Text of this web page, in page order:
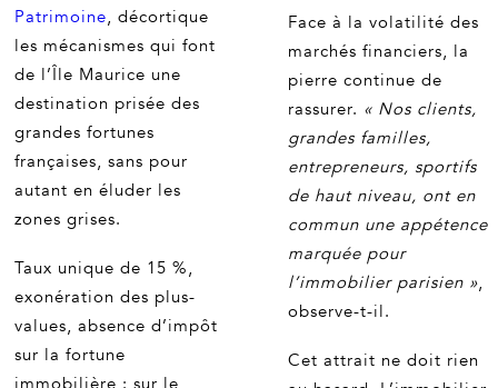
Face à la volatilité des
marchés financiers, la
pierre continue de
rassurer. « Nos clients,
grandes familles,
entrepreneurs, sportifs
de haut niveau, ont en
commun une appétence
marquée pour
l’immobilier parisien »,
observe-t-il.
Cet attrait ne doit rien
Patrimoine, décortique
les mécanismes qui font
de l’Île Maurice une
destination prisée des
grandes fortunes
françaises, sans pour
autant en éluder les
zones grises.
Taux unique de 15 %,
exonération des plus-
values, absence d’impôt
sur la fortune
immobilière : sur le